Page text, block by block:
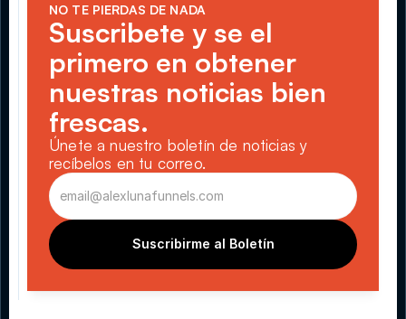
NO TE PIERDAS DE NADA
Suscribete y se el
primero en obtener
nuestras noticias bien
frescas.
Únete a nuestro boletín de noticias y
recíbelos en tu correo.
Suscribirme al Boletín